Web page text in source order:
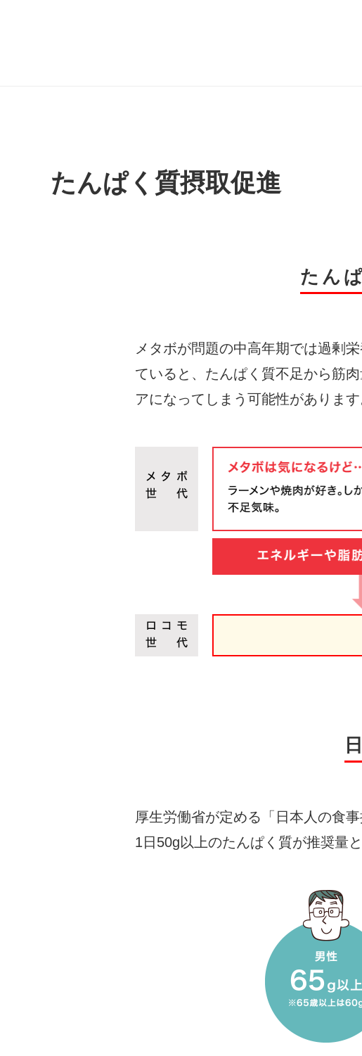
たんぱく質摂取促進
たん
メタボが問題の中高年期では過剰
ていると、たんぱく質不足から筋
アになってしまう可能性があります
厚生労働省が定める「日本人の食
1日50g以上のたんぱく質が推奨量